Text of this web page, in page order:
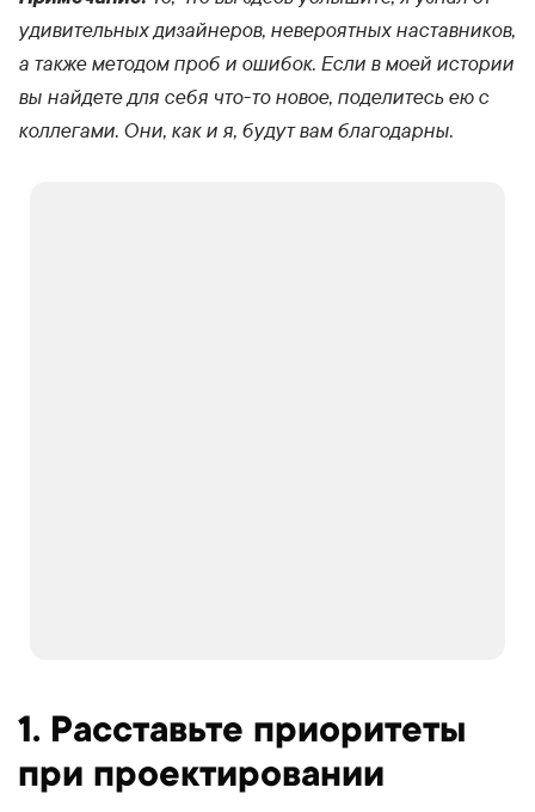
удивительных дизайнеров, невероятных наставников,
а также методом проб и ошибок. Если в моей истории
вы найдете для себя что-то новое, поделитесь ею с
коллегами. Они, как и я, будут вам благодарны.
1. Расставьте приоритеты
при проектировании